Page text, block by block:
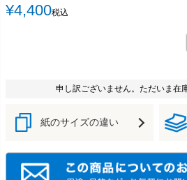
¥4,400税込
申し訳ございません。ただいま在
紙のサイズの違い